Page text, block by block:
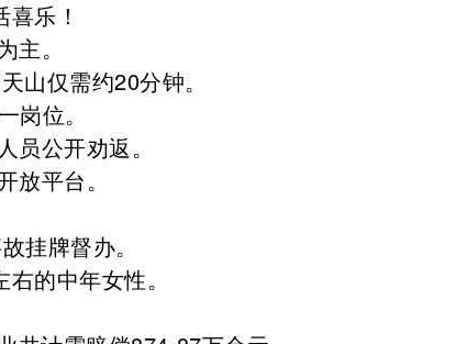
乐！
。
山仅需约20分钟。
位。
公开劝返。
平台。
挂牌督办。
的中年女性。